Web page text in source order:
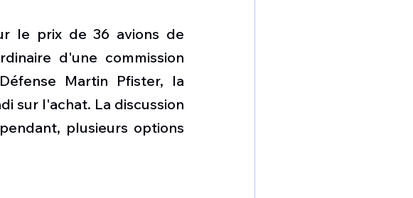
le prix de 36 avions de
d'une commission
Martin Pfister, la
sur l'achat. La discussion
plusieurs options